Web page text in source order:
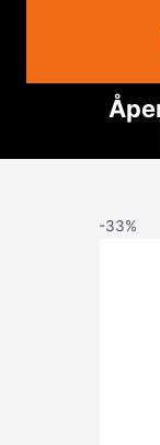
innholdet
-33%